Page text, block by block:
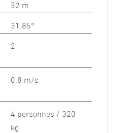
32 m
31.85°
2
0.8 m/s
4 personnes / 320
kg